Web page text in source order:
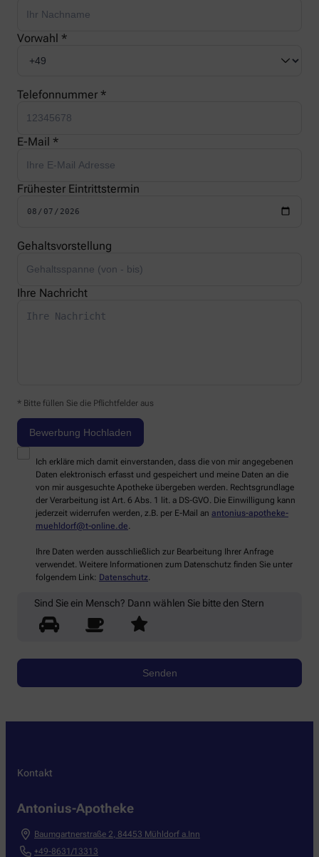
Vorwahl *
Telefonnummer *
E-Mail *
Frühester Eintrittstermin
Gehaltsvorstellung
Ihre Nachricht
* Bitte füllen Sie die Pflichtfelder aus
Ich erkläre mich damit einverstanden, dass die von mir angegebenen
Daten elektronisch erfasst und gespeichert und meine Daten an die
von mir ausgesuchte Apotheke übergeben werden. Rechtsgrundlage
der Verarbeitung ist Art. 6 Abs. 1 lit. a DS-GVO. Die Einwilligung kann
jederzeit widerrufen werden, z.B. per E-Mail an antonius-apotheke-
muehldorf@t-online.de.
Ihre Daten werden ausschließlich zur Bearbeitung Ihrer Anfrage
verwendet. Weitere Informationen zum Datenschutz finden Sie unter
folgendem Link: Datenschutz.
Sind Sie ein Mensch? Dann wählen Sie bitteden Stern
Kontakt
Antonius-Apotheke
Baumgartnerstraße 2, 84453 Mühldorf a.Inn
+49-8631/13313